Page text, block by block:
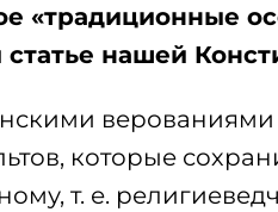
«традиционные
статье нашей
верованиями
которые
т. е.